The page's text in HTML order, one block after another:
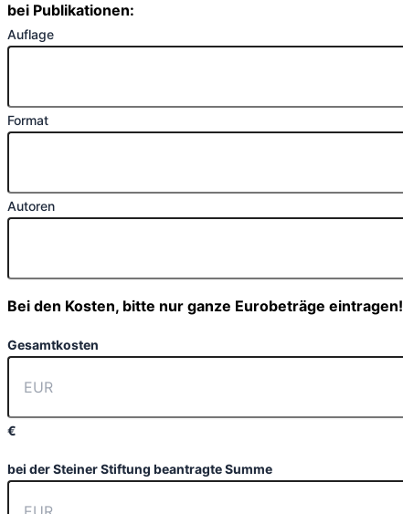
bei Publikationen:
Auflage
Format
Autoren
Bei den Kosten, bitte nur ganze Eurobeträge eintragen!
Gesamtkosten
€
bei der Steiner Stiftung beantragte Summe